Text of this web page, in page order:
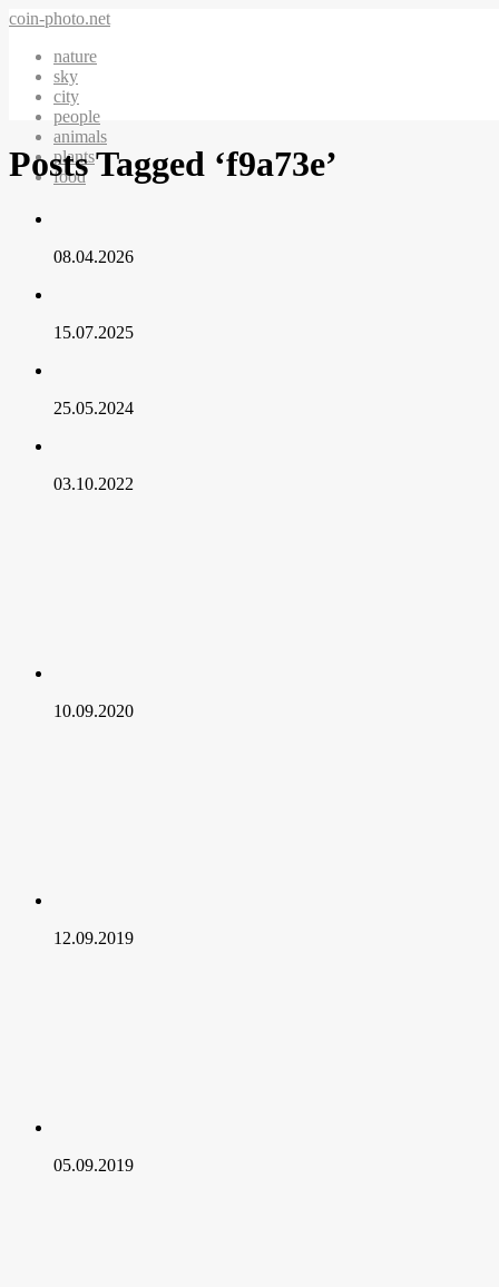
coin-photo.net
nature
sky
city
people
animals
plants
food
Posts Tagged ‘f9a73e’
08.04.2026
15.07.2025
25.05.2024
03.10.2022
10.09.2020
12.09.2019
05.09.2019